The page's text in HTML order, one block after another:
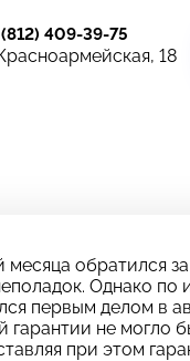
(812) 409-39-75
18
месяца обратился
Однако по
первым делом в
гарантии не могло
при этом